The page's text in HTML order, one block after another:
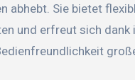
abhebt. Sie bietet
und erfreut sich dank